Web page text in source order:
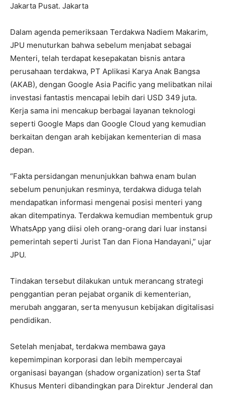
Jakarta Pusat. Jakarta
Dalam agenda pemeriksaan Terdakwa Nadiem Makarim,
JPU menuturkan bahwa sebelum menjabat sebagai
Menteri, telah terdapat kesepakatan bisnis antara
perusahaan terdakwa, PT Aplikasi Karya Anak Bangsa
(AKAB), dengan Google Asia Pacific yang melibatkan nilai
investasi fantastis mencapai lebih dari USD 349 juta.
Kerja sama ini mencakup berbagai layanan teknologi
seperti Google Maps dan Google Cloud yang kemudian
berkaitan dengan arah kebijakan kementerian di masa
depan.
“Fakta persidangan menunjukkan bahwa enam bulan
sebelum penunjukan resminya, terdakwa diduga telah
mendapatkan informasi mengenai posisi menteri yang
akan ditempatinya. Terdakwa kemudian membentuk grup
WhatsApp yang diisi oleh orang-orang dari luar instansi
pemerintah seperti Jurist Tan dan Fiona Handayani,” ujar
JPU.
Tindakan tersebut dilakukan untuk merancang strategi
penggantian peran pejabat organik di kementerian,
merubah anggaran, serta menyusun kebijakan digitalisasi
pendidikan.
Setelah menjabat, terdakwa membawa gaya
kepemimpinan korporasi dan lebih mempercayai
organisasi bayangan (shadow organization) serta Staf
Khusus Menteri dibandingkan para Direktur Jenderal dan